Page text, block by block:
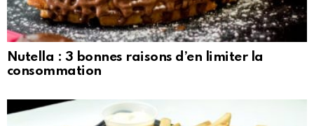
Nutella : 3 bonnes raisons d’en limiter la
consommation